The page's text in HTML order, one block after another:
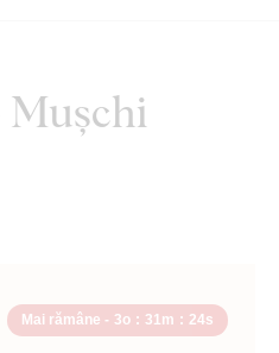
Mușchi
Mai rămâne - 3o : 31m : 23s